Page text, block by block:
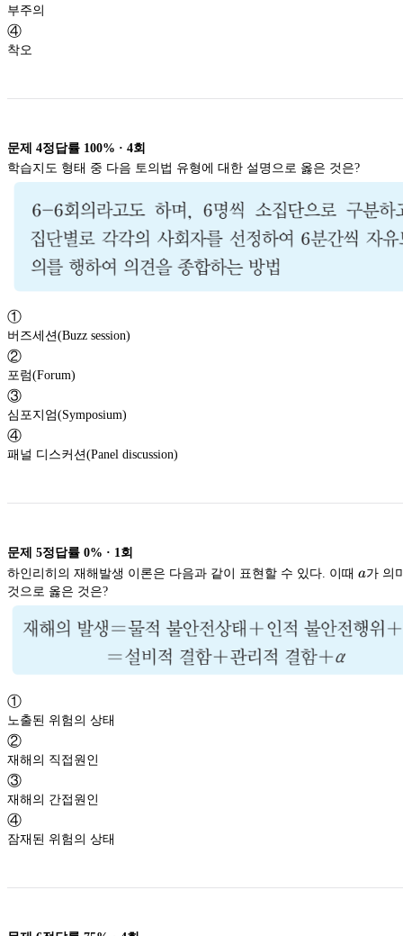
부주의
④
착오
문제 4정답률 100% · 4회
학습지도 형태 중 다음 토의법 유형에 대한 설명으로 옳은 것은?
①
버즈세션(Buzz session)
②
포럼(Forum)
③
심포지엄(Symposium)
④
패널 디스커션(Panel discussion)
문제 5정답률 0% · 1 회
하인리히의 재해발생 이론은 다음과 같이 표현할 수 있다. 이때 a
a가 의
것으로 옳은 것은?
①
노출된 위험의 상태
②
재해의 직접원인
③
재해의 간접원인
④
잠재된 위험의 상태